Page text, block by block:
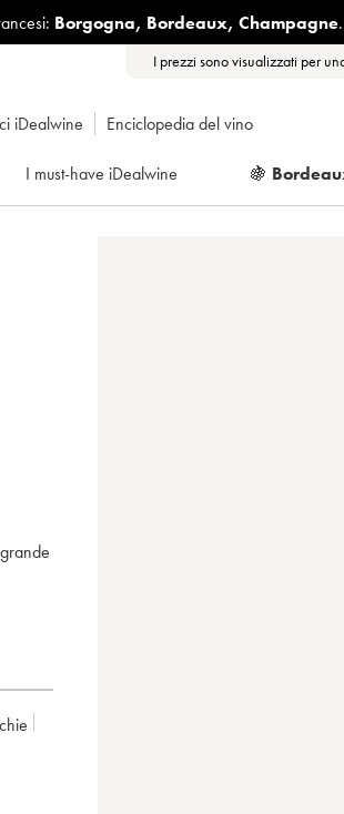
Borgogna, Bordeaux, Champagne
I prezzi sono visualizzati per
iDealwine Enciclopedia del vino
I must-have iDealwine 🍇